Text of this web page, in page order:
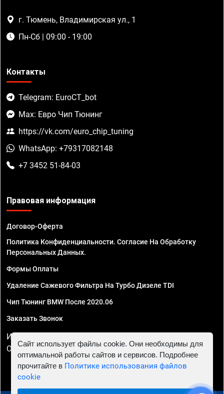
г. Тюмень, Владимирская ул., 1
Пн-Сб | 09:00 - 19:00
Контакты
Telegram: EuroCT_bot
Max: Евро Чип Тюнинг
https://vk.com/euro_chip_tuning
WhatsApp: +79317082148
+7 3452 51-84-03
Правовая информация
Договор-Оферта
Политика Конфиденциальности. Согласие На Обработку
Персональных Данных.
Формы Оплаты
Удаление Сажевого Фильтра На Турбо Дизеле TDI
Чип Тюнинг BMW После 2020.06
Заказать Звонок
ИП Смирнов Георгий Павлович. ИНН 781302555843,
ОГРНИП 324470400032610
Сайт использует файлы cookie. Они необходимы для
оптимальной работы сайтов и сервисов. Подробнее
прочитайте в Политике использования файлов
cookie